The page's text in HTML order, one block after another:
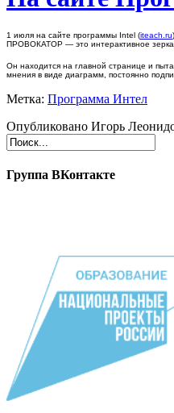
1 июля на сайте программы Intel (iteach.ru
ПРОВОКАТОР — это интерактивное
Он находится на главной странице и
мнения в виде диаграмм, постоянно
Метка: Программа Интел
Опубликовано Игорь
Группа ВКонтакте